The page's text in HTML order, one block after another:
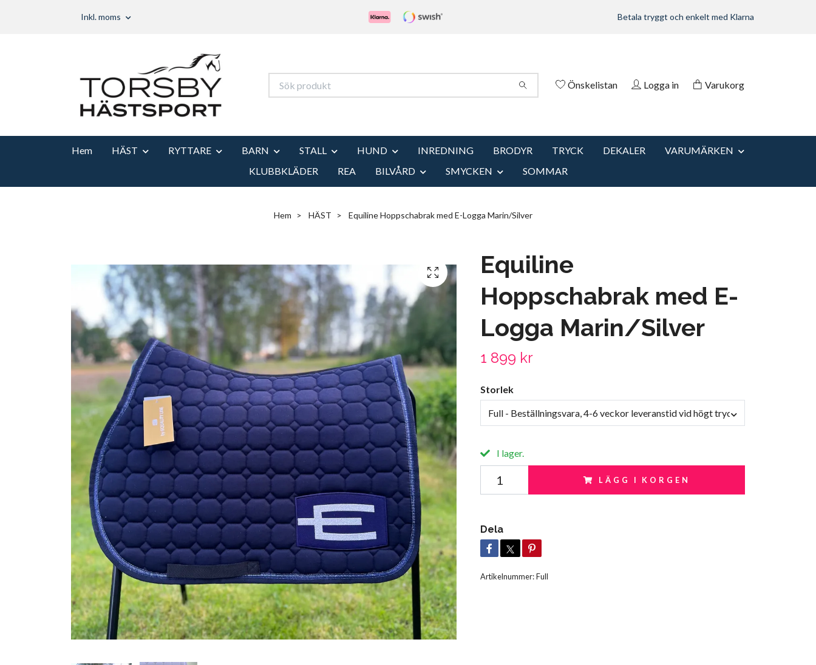
Inkl. moms Betala tryggt och enkelt med Klarna
Önskelistan Logga in Varukorg
Hem HÄST RYTTARE BARN STALL HUND INREDNING BRODYR TRYCK DEKALER
VARUMÄRKEN
KLUBBKLÄDER
REA BILVÅRD SMYCKEN SOMMAR
Hem HÄST Equiline Hoppschabrak med E-Logga Marin/Silver
Equiline
Hoppschabrak med E-
Logga Marin/Silver
1 899 kr
Storlek
Full - Beställningsvara, 4-6 veckor leveranstid vid högt tryck
I lager.
LÄGG I KORGEN
Dela
Artikelnummer:Full